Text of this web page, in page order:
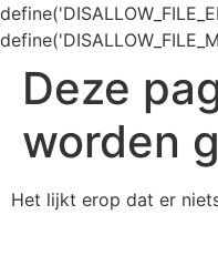
Deze
worden
Het lijkt erop dat er